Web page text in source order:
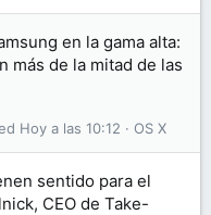
en la gama alta:
más de la mitad de las
OS X
Hoy a las 10:12
sentido para el
CEO de Take-